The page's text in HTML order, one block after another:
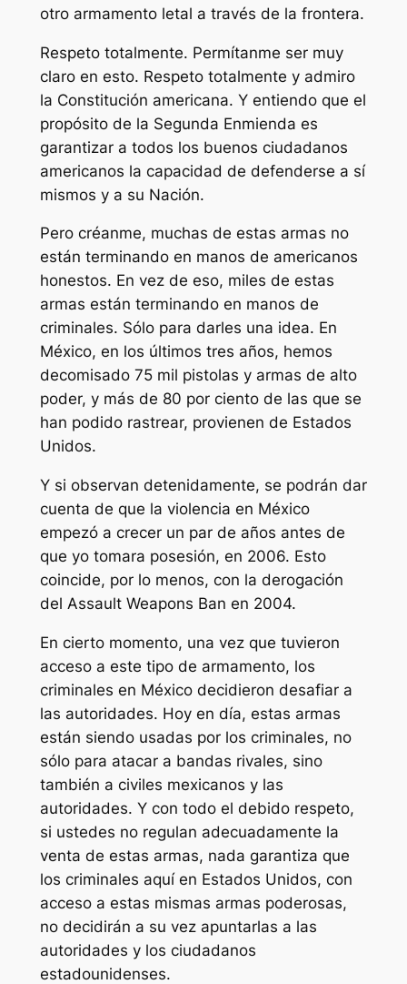
otro armamento letal a través de la frontera.
Respeto totalmente. Permítanme ser muy
claro en esto. Respeto totalmente y admiro
la Constitución americana. Y entiendo que el
propósito de la Segunda Enmienda es
garantizar a todos los buenos ciudadanos
americanos la capacidad de defenderse a sí
mismos y a su Nación.
Pero créanme, muchas de estas armas no
están terminando en manos de americanos
honestos. En vez de eso, miles de estas
armas están terminando en manos de
criminales. Sólo para darles una idea. En
México, en los últimos tres años, hemos
decomisado 75 mil pistolas y armas de alto
poder, y más de 80 por ciento de las que se
han podido rastrear, provienen de Estados
Unidos.
Y si observan detenidamente, se podrán dar
cuenta de que la violencia en México
empezó a crecer un par de años antes de
que yo tomara posesión, en 2006. Esto
coincide, por lo menos, con la derogación
del Assault Weapons Ban en 2004.
En cierto momento, una vez que tuvieron
acceso a este tipo de armamento, los
criminales en México decidieron desafiar a
las autoridades. Hoy en día, estas armas
están siendo usadas por los criminales, no
sólo para atacar a bandas rivales, sino
también a civiles mexicanos y las
autoridades. Y con todo el debido respeto,
si ustedes no regulan adecuadamente la
venta de estas armas, nada garantiza que
los criminales aquí en Estados Unidos, con
acceso a estas mismas armas poderosas,
no decidirán a su vez apuntarlas a las
autoridades y los ciudadanos
estadounidenses.